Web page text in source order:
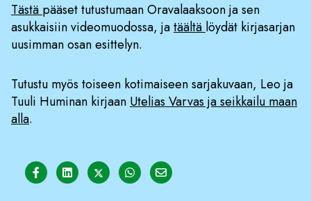
Tästäpääset tutustumaan Oravalaaksoon ja sen
asukkaisiin videomuodossa, jatäältälöydät kirjasarjan
uusimman osan esittelyn.
Tutustu myös toiseen kotimaiseen sarjakuvaan, Leo ja
Tuuli Huminan kirjaanUtelias Varvas ja seikkailu maan
alla.
Share on Facebook
Share on LinkedIn
Share on Twitter
Share on WhatsApp